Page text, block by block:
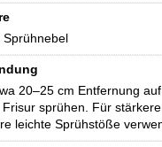
Sprühnebel
20–25 cm Entfernung
sprühen. Für
leichte Sprühstöße